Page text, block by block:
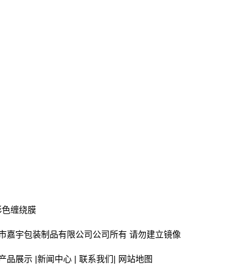
色缠绕膜
嘉宇包装制品有限公司公司所有 请勿建立镜像
品展示 |新闻中心 | 联系我们| 网站地图